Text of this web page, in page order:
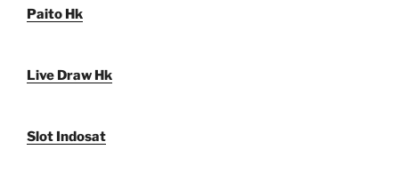
Paito Hk
Live Draw Hk
Slot Indosat